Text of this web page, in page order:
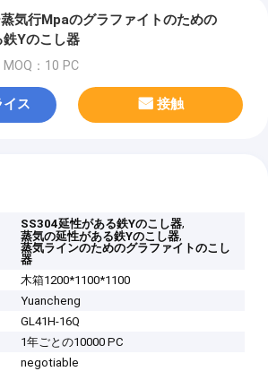
気行Mpaのグラファイトのための
Yのこし器
MOQ：10 PC
イス 接触
SS304延性がある鉄Yのこし器,
蒸気の延性がある鉄Yのこし器,
蒸気ラインのためのグラファイトのこし
器
木箱1200*1100*1100
Yuancheng
GL41H-16Q
1年ごとの10000 PC
negotiable